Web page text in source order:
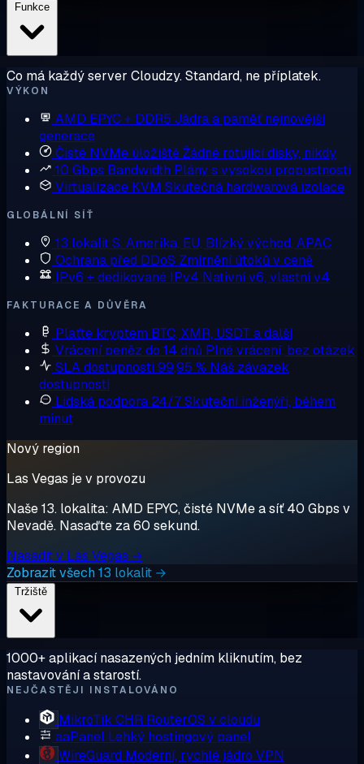
Co má každý server Cloudzy. Standard, ne příplatek.
VÝKON
AMD EPYC + DDR5 Jádra a paměť nejnovější
generace
Čisté NVMe úložištěŽádné rotující disky, nikdy
10 Gbps Bandwidth Plány s vysokou propustností
Virtualizace KVM Skutečná hardwarová izolace
GLOBÁLNÍ SÍŤ
13 lokalitS. Amerika, EU, Blízký východ, APAC
Ochrana před DDoS Zmírnění útoků v ceně
IPv6 + dedikované IPv4 Nativní v6, vlastní v4
FAKTURACE A DŮVĚRA
Plaťte kryptem BTC, XMR, USDT a další
Vrácení peněz do 14 dnů Plné vrácení, bez otázek
SLA dostupnosti 99,95 % Náš závazek
dostupnosti
Lidská podpora 24/7Skuteční inženýři, během
minut
Nový region
Las Vegas je v provozu
Naše 13. lokalita: AMD EPYC, čisté NVMe a síť 40 Gbps v
Nevadě. Nasaďte za 60 sekund.
Nasadit v Las Vegas →
Zobrazit všech 13 lokalit →
1000+ aplikací nasazených jedním kliknutím, bez
nastavování a starostí.
NEJČASTĚJI INSTALOVÁNO
MikroTik CHR RouterOS v cloudu
aaPanel Lehký hostingový panel
WireGuard Moderní, rychlé jádro VPN